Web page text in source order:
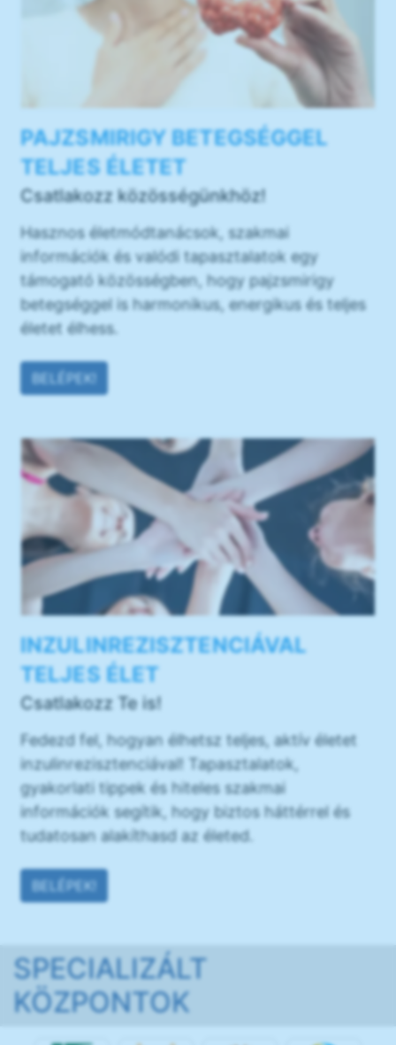
PAJZSMIRIGY BETEGSÉGGEL
TELJES ÉLETET
Csatlakozz közösségünkhöz!
Hasznos életmódtanácsok, szakmai
információk és valódi tapasztalatok egy
támogató közösségben, hogy pajzsmirigy
betegséggel is harmonikus, energikus és teljes
életet élhess.
BELÉPEK!
INZULINREZISZTENCIÁVAL
TELJES ÉLET
Csatlakozz Te is!
Fedezd fel, hogyan élhetsz teljes, aktív életet
inzulinrezisztenciával! Tapasztalatok,
gyakorlati tippek és hiteles szakmai
információk segítik, hogy biztos háttérrel és
tudatosan alakíthasd az életed.
BELÉPEK!
SPECIALIZÁLT
KÖZPONTOK